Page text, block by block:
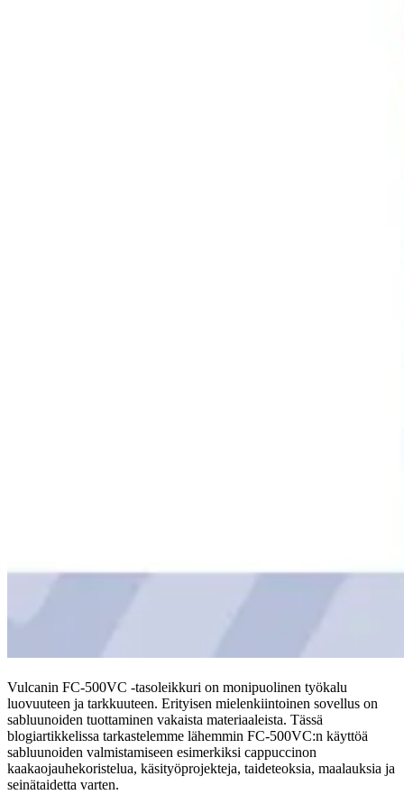
Vulcanin FC-500VC -tasoleikkuri on monipuolinen työkalu
luovuuteen ja tarkkuuteen. Erityisen mielenkiintoinen sovellus on
sabluunoiden tuottaminen vakaista materiaaleista. Tässä
blogiartikkelissa tarkastelemme lähemmin FC-500VC:n käyttöä
sabluunoiden valmistamiseen esimerkiksi cappuccinon
kaakaojauhekoristelua, käsityöprojekteja, taideteoksia, maalauksia ja
seinätaidetta varten.